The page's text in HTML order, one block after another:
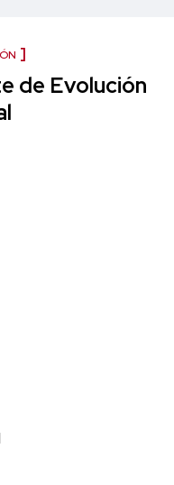
de Evolución